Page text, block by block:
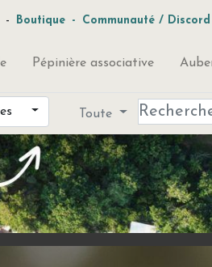
- Boutique - Communauté / Discord
Pépinière associative
Toute